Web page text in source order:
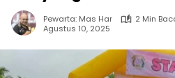
Pewarta: Mas Har
2 Min
Agustus 10, 2025